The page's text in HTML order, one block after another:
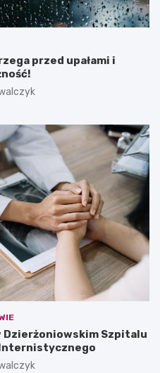
przed upałami i
Szpitalu
Internistycznego